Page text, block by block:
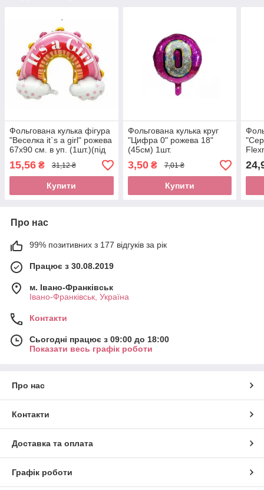
Фольгована кулька фігура
"Веселка it`s a girl" рожева
67х90 см. в уп. (1шт.)(під
повітря)
15,56 ₴ 31,12 ₴
Купити
Фольгована кулька круг
"Цифра 0" рожева 18"
(45см) 1шт.
3,50₴ 7,01 ₴
Купити
Про нас
99% позитивних з 177 відгуків за рік
Працює з 30.08.2019
м. Івано-Франківськ
Івано-Франківськ, Україна
Контакти
Сьогодні працює з 09:00 до 18:00
Показати весь графік роботи
Про нас
Контакти
Доставка та оплата
Графік роботи